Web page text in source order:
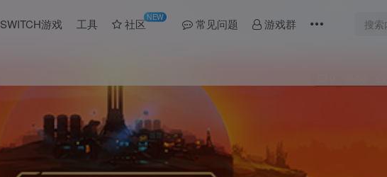
SWITCH游戏 工具 社区NEW 常见问题 游戏群